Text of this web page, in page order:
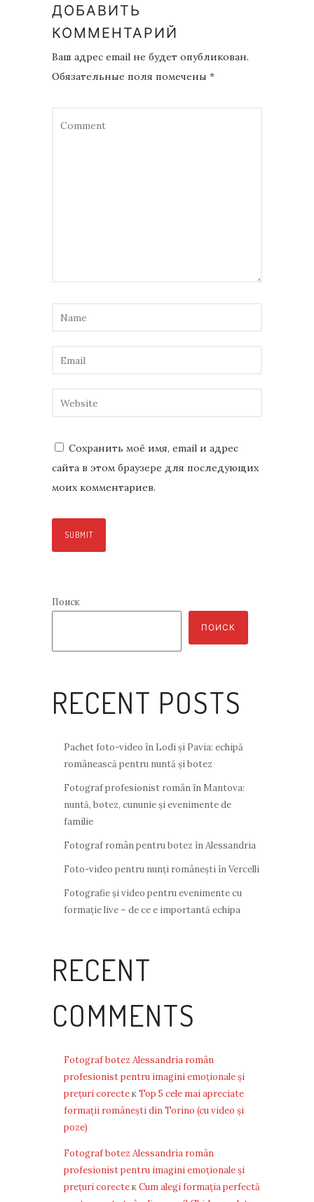
ДОБАВИТЬ
КОММЕНТАРИЙ
Ваш адрес email не будет опубликован.
Обязательные поля помечены *
Сохранить моё имя, email и адрес
сайта в этом браузере для последующих
моих комментариев.
Поиск
ПОИСК
RECENT POSTS
Pachet foto-video în Lodi și Pavia: echipă
românească pentru nuntă și botez
Fotograf profesionist român în Mantova:
nuntă, botez, cununie și evenimente de
familie
Fotograf român pentru botez în Alessandria
Foto-video pentru nunți românești în Vercelli
Fotografie și video pentru evenimente cu
formație live – de ce e importantă echipa
RECENT
COMMENTS
Fotograf botez Alessandria român
profesionist pentru imagini emoționale și
prețuri corecteкTop 5 cele mai apreciate
formații românești din Torino (cu video și
poze)
Fotograf botez Alessandria român
profesionist pentru imagini emoționale și
prețuri corecteкCum alegi formația perfectă